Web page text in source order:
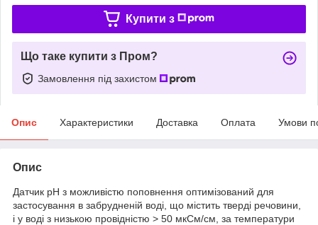
Купити з
Що таке купити з Пром?
Замовлення під захистом
Опис Характеристики Доставка Оплата Умови
Опис
Датчик pH з можливістю поповнення оптимізований для
застосування в забрудненій воді, що містить тверді речовини,
і у воді з низькою провідністю > 50 мкСм/см, за температури